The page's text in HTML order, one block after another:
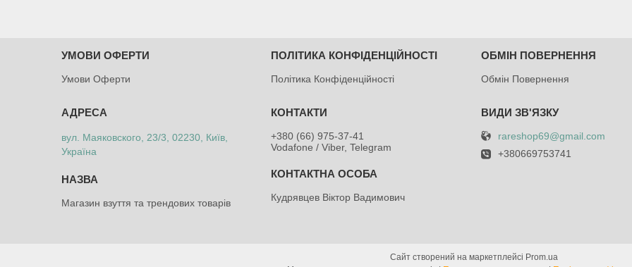
УМОВИ ОФЕРТИ
Умови Оферти
ПОЛІТИКА КОНФІДЕНЦІЙНОСТІ
Політика Конфіденційності
ОБМІН ПОВЕРНЕННЯ
Обмін Повернення
вул. Маяковского, 23/3, 02230, Київ,
Україна
Магазин взуття та трендових товарів
+380 (66) 975-37-41
Vodafone / Viber, Telegram
Кудрявцев Віктор Вадимович
rareshop69@gmail.com
+380669753741
Сайт створений на маркетплейсі Prom.ua